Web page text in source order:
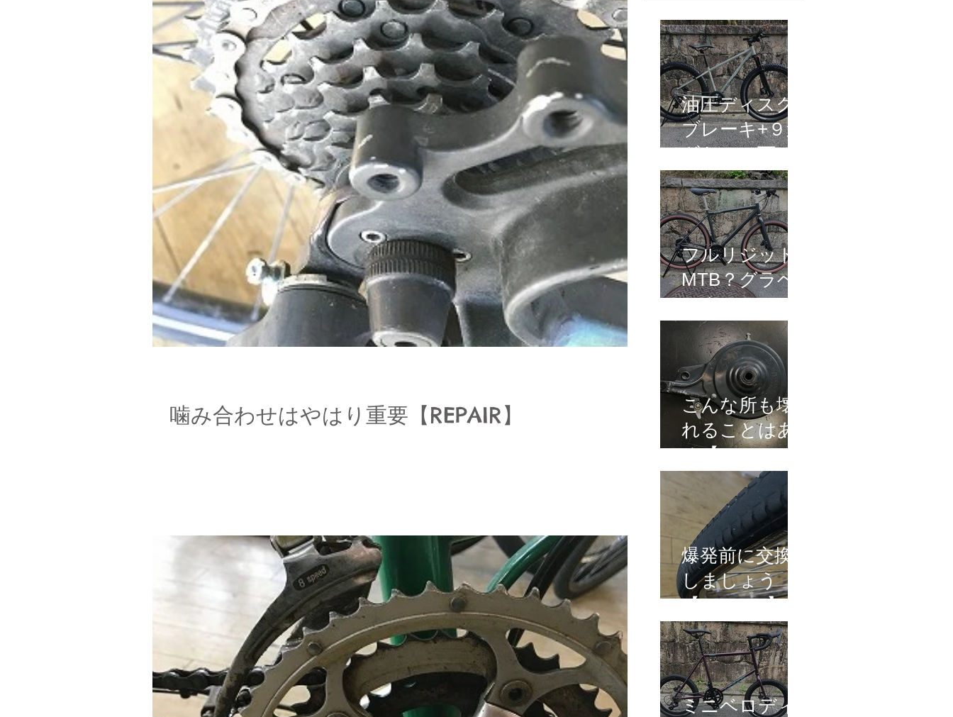
噛み合わせはやはり重要【REPAIR】
油圧ディスク
ブレーキ+９速
ギヤで５万円
台の
MTB【SAIL】
フルリジッド
MTB？グラベ
ルクロス？
こんな所も壊
れることはあ
る【REPAIR】
爆発前に交換
しましょう
【REPAIR】
ミニベロディ